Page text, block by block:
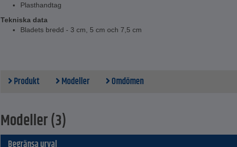
Plasthandtag
Tekniska data
Bladets bredd - 3 cm, 5 cm och 7,5 cm
Produkt Modeller Omdömen
Modeller (3)